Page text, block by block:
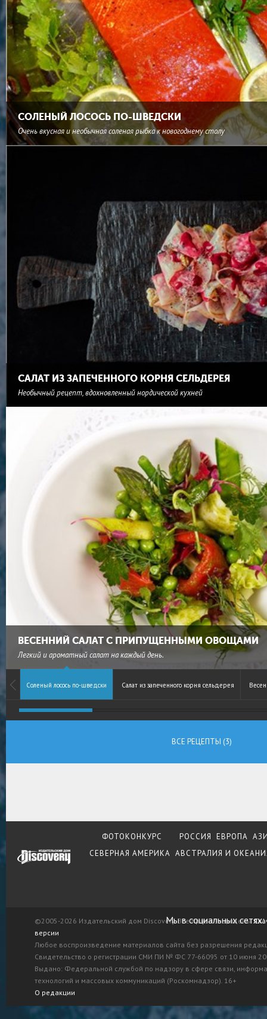
СОЛЕНЫЙ ЛОСОСЬ ПО-ШВЕДСКИ
Очень вкусная и необычная соленая рыбка к новогоднему столу
САЛАТ ИЗ ЗАПЕЧЕННОГО КОРНЯ СЕЛЬДЕРЕЯ
Необычный рецепт, вдохновленный нордической кухней
ВЕСЕННИЙ САЛАТ С ПРИПУЩЕННЫМИ ОВОЩАМИ
Легкий и ароматный салат на каждый день.
Соленый лосось по-шведски Салат из запеченного корня сельдерея
ВСЕ РЕЦЕПТЫ (3)
ФОТОКОНКУРС РОССИЯ ЕВРОПА
СЕВЕРНАЯ АМЕРИКА АВСТРАЛИЯ И
©2005-2026 Издательский дом Discovery. Все права защищены.
версии
Любое воспроизведение материалов сайта без разрешения
Свидетельство о регистрации СМИ ПИ № ФС 77-66095 от 10 июня
Выдано: Федеральной службой по надзору в сфере связи,
технологий и массовых коммуникаций (Роскомнадзор). 16+
О редакции
Мы в социальных сетях: